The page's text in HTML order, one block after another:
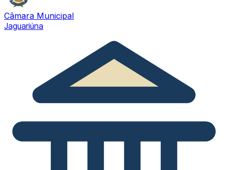
Câmara Municipal
Jaguariúna